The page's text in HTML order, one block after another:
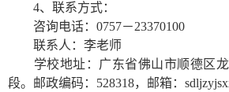
4、联系方式：
咨询电话：0757－23370100
联系人：李老师
学校地址：广东省佛山市顺德区
段。邮政编码：528318，邮箱：